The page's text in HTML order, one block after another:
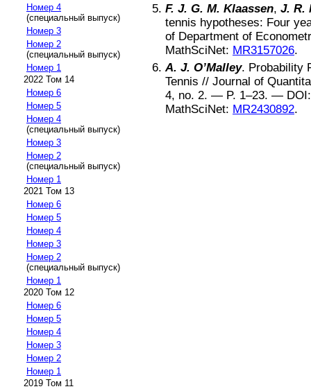
Номер 4
(специальный выпуск)
Номер 3
Номер 2
(специальный выпуск)
Номер 1
2022 Том 14
Номер 6
Номер 5
Номер 4
(специальный выпуск)
Номер 3
Номер 2
(специальный выпуск)
Номер 1
2021 Том 13
Номер 6
Номер 5
Номер 4
Номер 3
Номер 2
(специальный выпуск)
Номер 1
2020 Том 12
Номер 6
Номер 5
Номер 4
Номер 3
Номер 2
Номер 1
2019 Том 11
F. J. G. M. Klaassen, J. R.
tennis hypotheses: Four
of Department of
MathSciNet: MR3157026.
A. J. O’Malley. Probability
Tennis // Journal of
4, no. 2. — P. 1–23. —
MathSciNet: MR2430892.